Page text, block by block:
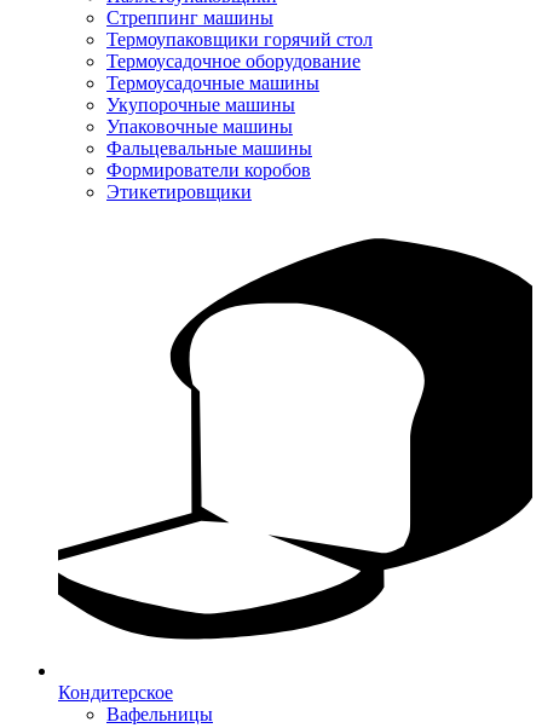
Стреппинг машины
Термоупаковщики горячий стол
Термоусадочное оборудование
Термоусадочные машины
Укупорочные машины
Упаковочные машины
Фальцевальные машины
Формирователи коробов
Этикетировщики
Кондитерское
Вафельницы